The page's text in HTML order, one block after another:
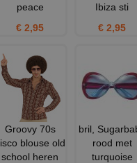
peace
€ 2,95
Ibiza sti
€ 2,95
Groovy 70s
blouse old
school heren
bril,
rood met
turquoise